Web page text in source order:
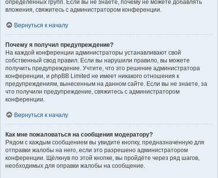
определённых групп. Если вы не знаете, почему не можете добавлять
вложения, свяжитесь с администратором конференции.
Вернуться к началу
Почему я получил предупреждение?
На каждой конференции администраторы устанавливают свой
собственный свод правил. Если вы нарушили правило, вы можете
получить предупреждение. Учтите, что это решение администратора
конференции, и phpBB Limited не имеет никакого отношения к
предупреждениям, вынесенным на данном сайте. Если вы не знаете, за
что получили предупреждение, свяжитесь с администратором
конференции.
Вернуться к началу
Как мне пожаловаться на сообщения модератору?
Рядом с каждым сообщением вы увидите кнопку, предназначенную для
отправки жалобы на него, если это разрешено администратором
конференции. Щёлкнув по этой кнопке, вы пройдёте через ряд шагов,
необходимых для оправки жалобы на сообщение.